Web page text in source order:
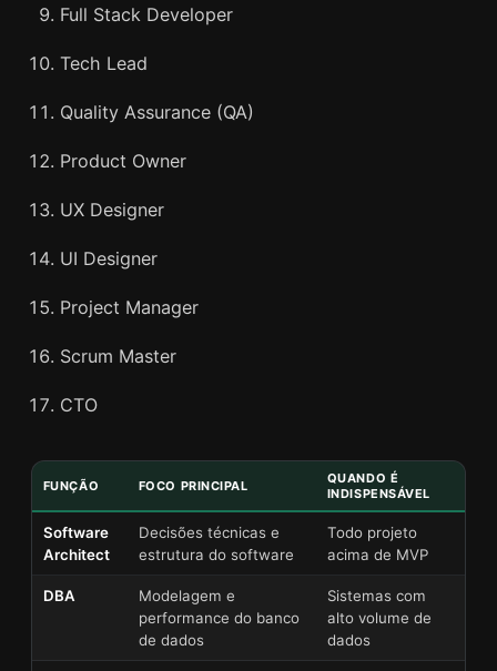
Full Stack Developer
Tech Lead
Quality Assurance (QA)
Product Owner
UX Designer
UI Designer
Project Manager
Scrum Master
CTO
FUNÇÃO FOCO PRINCIPAL
QUANDO É
INDISPENSÁVEL
Software
Architect
Decisões técnicas e
estrutura do software
Todo projeto
acima de MVP
DBA
Modelagem e
performance do banco
de dados
Sistemas com
alto volume de
dados